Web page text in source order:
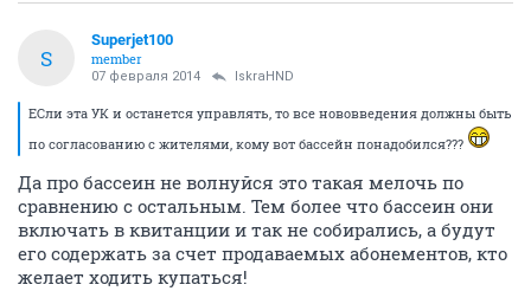
S
Superjet100
member
07 февраля 2014 IskraHND
ЕСли эта УК и останется управлять, то все нововведения должны быть
по согласованию с жителями, кому вот бассейн понадобился???
Да про бассеин не волнуйся это такая мелочь по
сравнению с остальным. Тем более что бассеин они
включать в квитанции и так не собирались, а будут
его содержать за счет продаваемых абонементов, кто
желает ходить купаться!